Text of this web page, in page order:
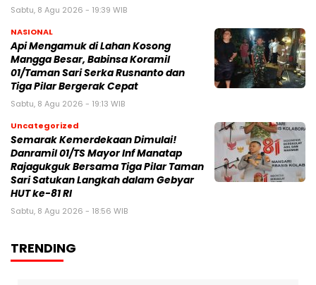
Sabtu, 8 Agu 2026 - 19:39 WIB
NASIONAL
Api Mengamuk di Lahan Kosong
Mangga Besar, Babinsa Koramil
01/Taman Sari Serka Rusnanto dan
Tiga Pilar Bergerak Cepat
Sabtu, 8 Agu 2026 - 19:13 WIB
Uncategorized
Semarak Kemerdekaan Dimulai!
Danramil 01/TS Mayor Inf Manatap
Rajagukguk Bersama Tiga Pilar Taman
Sari Satukan Langkah dalam Gebyar
HUT ke-81 RI
Sabtu, 8 Agu 2026 - 18:56 WIB
TRENDING